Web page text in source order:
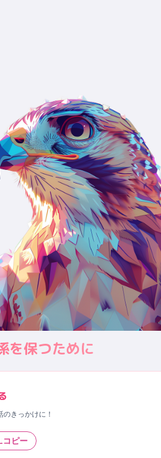
を保つために
きっかけに！
コピー